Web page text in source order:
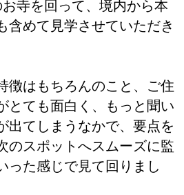
寺を回って、境内から本
含めて見学させていただき
徴はもちろんのこと、ご住
とても面白く、もっと聞い
出てしまうなかで、要点を
のスポットへスムーズに監
った感じで見て回りまし